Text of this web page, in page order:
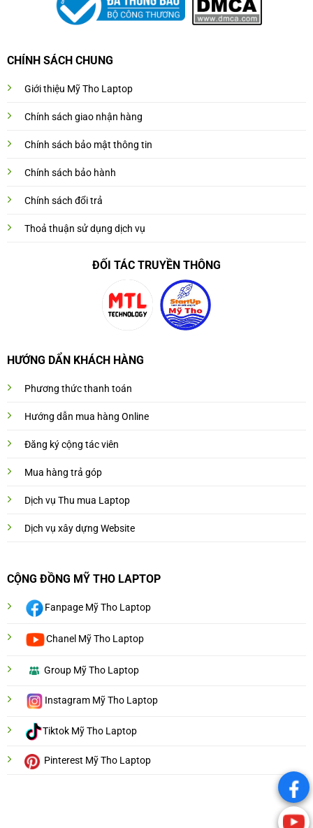
CHÍNH SÁCH CHUNG
Giới thiệu Mỹ Tho Laptop
Chính sách giao nhận hàng
Chính sách bảo mật thông tin
Chính sách bảo hành
Chính sách đổi trả
Thoả thuận sử dụng dịch vụ
ĐỐI TÁC TRUYỀN THÔNG
HƯỚNG DẨN KHÁCH HÀNG
Phương thức thanh toán
Hướng dẫn mua hàng Online
Đăng ký cộng tác viên
Mua hàng trả góp
Dịch vụ Thu mua Laptop
Dịch vụ xây dựng Website
CỘNG ĐỒNG MỸ THO LAPTOP
Fanpage Mỹ Tho Laptop
Chanel Mỹ Tho Laptop
Group Mỹ Tho Laptop
Instagram Mỹ Tho Laptop
Tiktok Mỹ Tho Laptop
Pinterest Mỹ Tho Laptop
.
.